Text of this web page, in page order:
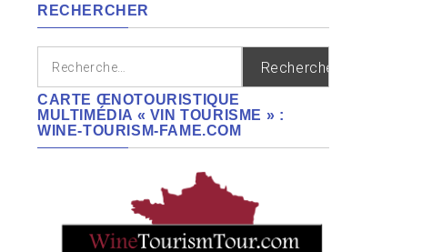
RECHERCHER
CARTE ŒNOTOURISTIQUE
MULTIMÉDIA « VIN TOURISME » :
WINE-TOURISM-FAME.COM